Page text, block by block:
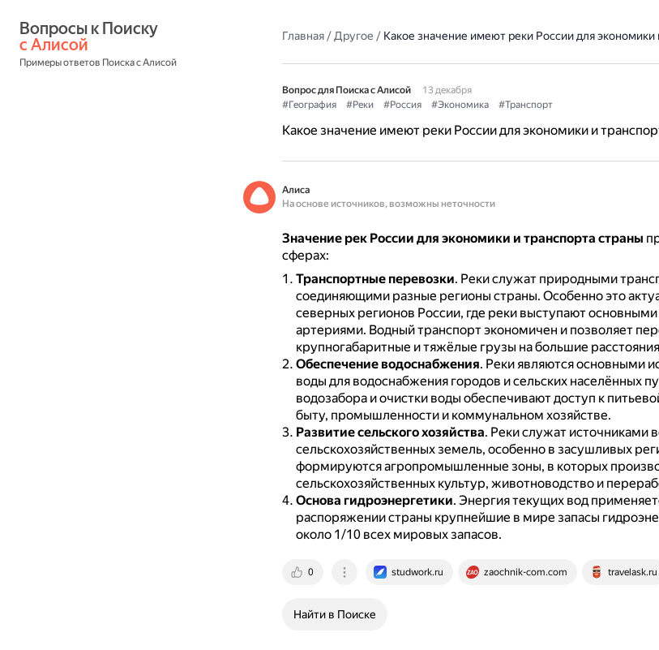
с Алисой
Примеры ответов Поиска с Алисой
Главная/Другое / Какое значение имеют реки России для экономики
Вопрос для Поиска с Алисой
13 декабря
#География
#Реки #Россия #Экономика #Транспорт
Какое значение имеют реки России для экономики и
Алиса
На основе источников, возможны неточности
Значение рек России для экономики и транспорта страны
сферах:
Транспортные перевозки. Реки служат природными
соединяющими разные регионы страны. Особенно это
северных регионов России, где реки выступают
артериями. Водный транспорт экономичен и позволяет
крупногабаритные и тяжёлые грузы на большие
Обеспечение водоснабжения. Реки являются основными
воды для водоснабжения городов и сельских населённых
водозабора и очистки воды обеспечивают доступ к
быту, промышленности и коммунальном хозяйстве.
Развитие сельского хозяйства. Реки служат источниками
сельскохозяйственных земель, особенно в засушливых
формируются агропромышленные зоны, в которых
сельскохозяйственных культур, животноводство и
Основа гидроэнергетики. Энергия текущих вод
распоряжении страны крупнейшие в мире запасы
около 1/10 всех мировых запасов.
0 studwork.ru zaochnik-com.com travelask.ru
Найти в Поиске